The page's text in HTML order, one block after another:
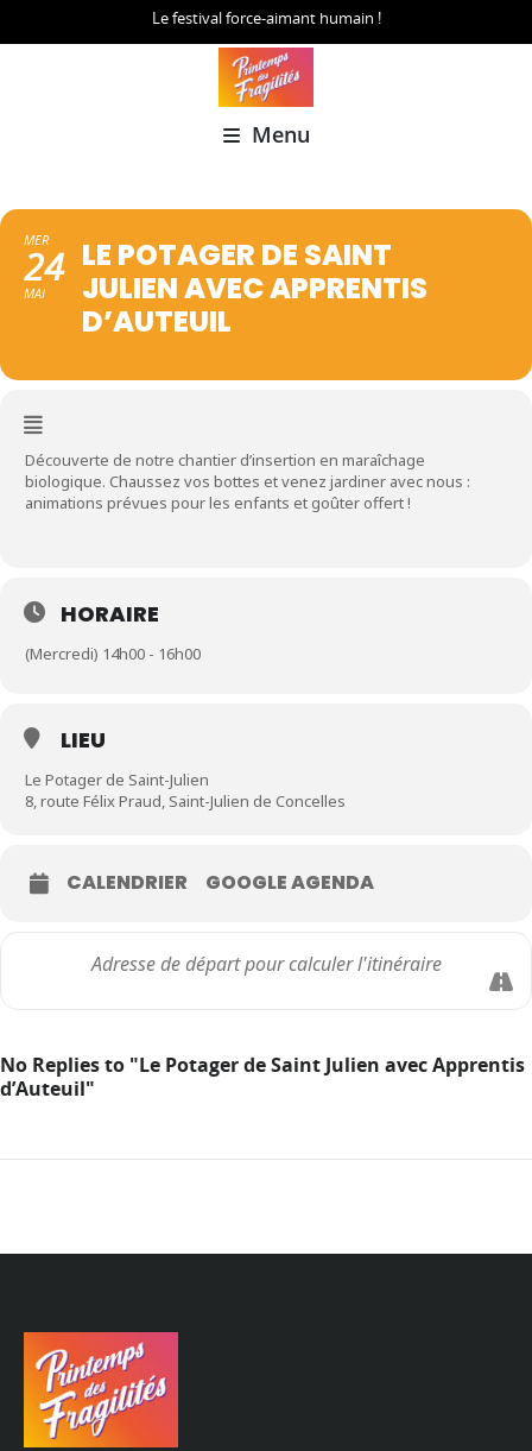
Le festival force-aimant humain !
Menu
MER
24
MAI
LE POTAGER DE SAINT
JULIEN AVEC APPRENTIS
D’AUTEUIL
Découverte de notre chantier d’insertion en maraîchage
biologique. Chaussez vos bottes et venez jardiner avec nous :
animations prévues pour les enfants et goûter offert !
HORAIRE
(Mercredi) 14h00 - 16h00
LIEU
Le Potager de Saint-Julien
8, route Félix Praud, Saint-Julien de Concelles
CALENDRIER GOOGLE AGENDA
No Replies to "Le Potager de Saint Julien avec Apprentis
d’Auteuil"